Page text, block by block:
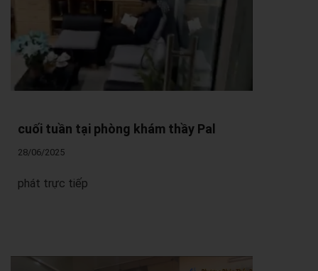
cuối tuần tại phòng khám thầy Pal
28/06/2025
phát trực tiếp